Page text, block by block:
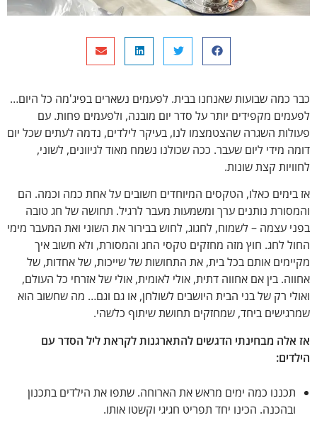
כבר כמה שבועות שאנחנו בבית. לפעמים נשארים בפיג'מה כל היום…
לפעמים מקפידים יותר על סדר יום מובנה, ולפעמים פחות. עם
פעולות השגרה שהצטמצמו לנו, בעיקר לילדים, נדמה לעתים שכל יום
דומה מידי ליום שעבר. ככה שכולנו נשמח מאוד לגיוונים, לשוני,
לחוויות קצת שונות.
אז בימים כאלו, הטקסים המיוחדים חשובים על אחת כמה וכמה. הם
והמסורת נותנים ערך ומשמעות מעבר לרגיל. תחושה של חג טובה
בפני עצמה – לשמוח, לחגוג, לחוש בבירור את השוני ואת המעבר מימי
החול לחג. חוץ מזה מחזקים טקסי החג והמסורת, ולא חשוב איך
מקיימים אותם בכל בית, את התחושות של שייכות, של אחדות, של
אחווה. בין אם אחווה דתית, אולי לאומית, אולי של אזרחי כל העולם,
ואולי רק של בני הבית היושבים לשולחן, או גם וגם… מה שחשוב הוא
שמרגישים ביחד, שמחזקים תחושת שיתוף כלשהי.
אז אלה מבחינתי הדגשים להתארגנות לקראת ליל הסדר עם
הילדים:
תכננו כמה ימים מראש את הארוחה. שתפו את הילדים בתכנון
ובהכנה. הכינו יחד תפריט חגיגי וקשטו אותו.